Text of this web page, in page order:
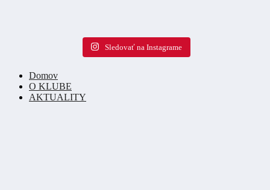
Sledovať na Instagrame
Domov
O KLUBE
AKTUALITY